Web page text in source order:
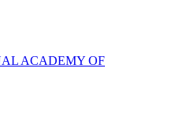
ACADEMY OF